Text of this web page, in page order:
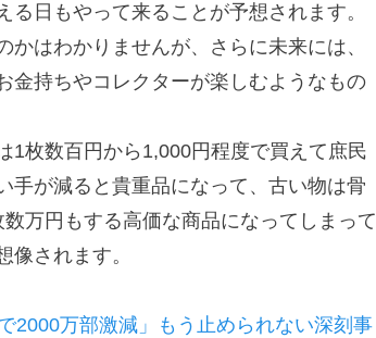
日もやって来ることが予想されます。
はわかりませんが、さらに未来には、
金持ちやコレクターが楽しむようなもの
1枚数百円から1,000円程度で買えて庶民
手が減ると貴重品になって、古い物は骨
万円もする高価な商品になってしまって
像されます。
2000万部激減」もう止められない深刻事